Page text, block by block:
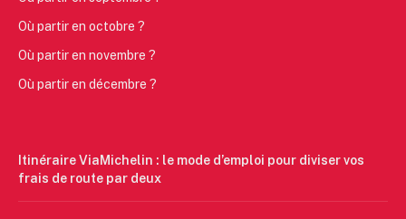
Où partir en octobre ?
Où partir en novembre ?
Où partir en décembre ?
Itinéraire ViaMichelin : le mode d’emploi pour diviser vos
frais de route par deux